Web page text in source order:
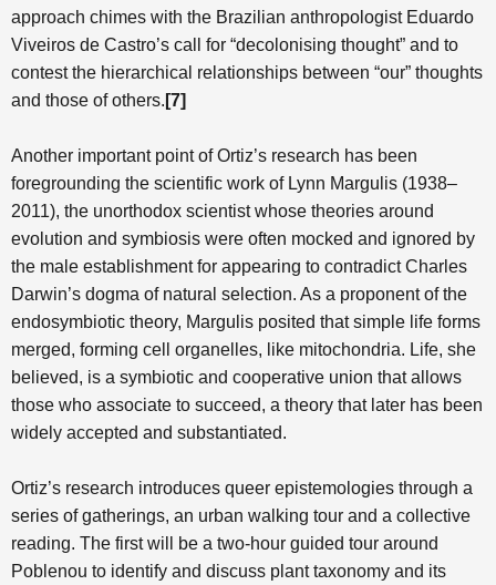
approach chimes with the Brazilian anthropologist Eduardo
Viveiros de Castro’s call for “decolonising thought” and to
contest the hierarchical relationships between “our” thoughts
and those of others. [7]
Another important point of Ortiz’s research has been
foregrounding the scientific work of Lynn Margulis (1938–
2011), the unorthodox scientist whose theories around
evolution and symbiosis were often mocked and ignored by
the male establishment for appearing to contradict Charles
Darwin’s dogma of natural selection. As a proponent of the
endosymbiotic theory, Margulis posited that simple life forms
merged, forming cell organelles, like mitochondria. Life, she
believed, is a symbiotic and cooperative union that allows
those who associate to succeed, a theory that later has been
widely accepted and substantiated.
Ortiz’s research introduces queer epistemologies through a
series of gatherings, an urban walking tour and a collective
reading. The first will be a two-hour guided tour around
Poblenou to identify and discuss plant taxonomy and its